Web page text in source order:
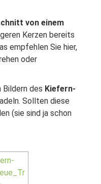
von einem
Kerzen bereits
empfehlen Sie hier,
oder
Bildern des Kiefern-
Sollten diese
(sie sind ja schon